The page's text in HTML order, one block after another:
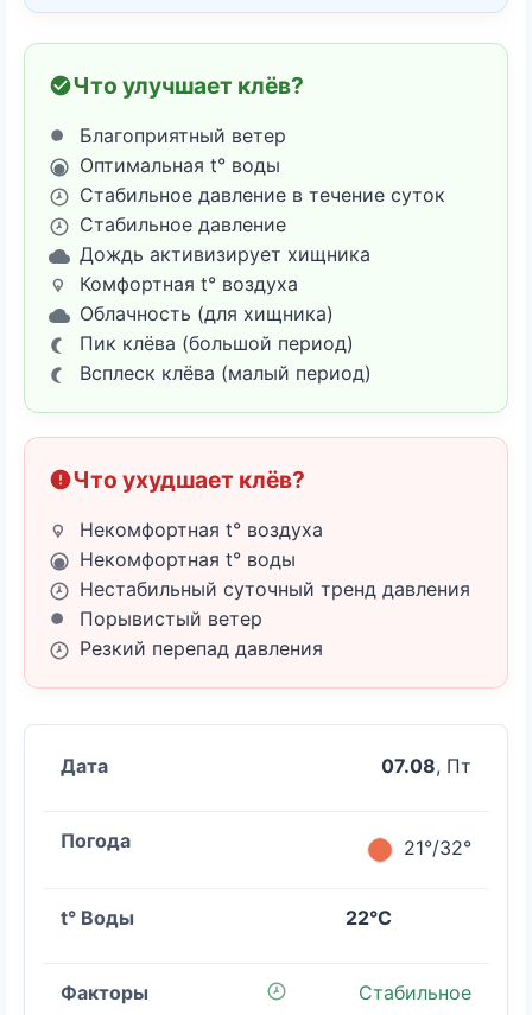
Что улучшает клёв?
Благоприятный ветер
Оптимальная t° воды
Стабильное давление в течение суток
Стабильное давление
Дождь активизирует хищника
Комфортная t° воздуха
Облачность (для хищника)
Пик клёва (большой период)
Всплеск клёва (малый период)
Что ухудшает клёв?
Некомфортная t° воздуха
Некомфортная t° воды
Нестабильный суточный тренд давления
Порывистый ветер
Резкий перепад давления
07.08, Пт
21°/32°
22°C
Стабильное